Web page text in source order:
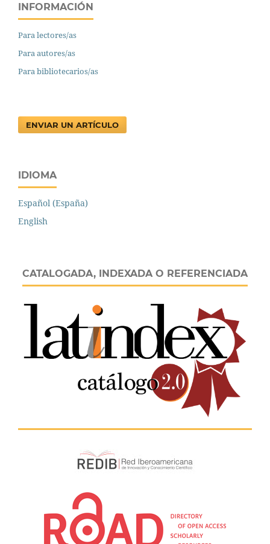
INFORMACIÓN
Para lectores/as
Para autores/as
Para bibliotecarios/as
ENVIAR UN ARTÍCULO
IDIOMA
Español (España)
English
CATALOGADA, INDEXADA O REFERENCIADA